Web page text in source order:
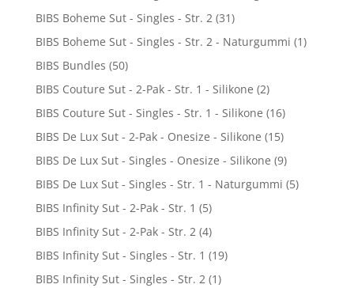
BIBS Boheme Sut - Singles - Str. 2 (31)
BIBS Boheme Sut - Singles - Str. 2 - Naturgummi (1)
BIBS Bundles (50)
BIBS Couture Sut - 2-Pak - Str. 1 - Silikone (2)
BIBS Couture Sut - Singles - Str. 1 - Silikone (16)
BIBS De Lux Sut - 2-Pak - Onesize - Silikone (15)
BIBS De Lux Sut - Singles - Onesize - Silikone (9)
BIBS De Lux Sut - Singles - Str. 1 - Naturgummi (5)
BIBS Infinity Sut - 2-Pak - Str. 1 (5)
BIBS Infinity Sut - 2-Pak - Str. 2 (4)
BIBS Infinity Sut - Singles - Str. 1 (19)
BIBS Infinity Sut - Singles - Str. 2 (1)